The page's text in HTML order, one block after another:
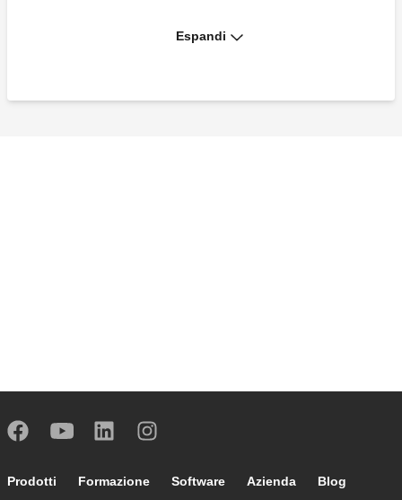
Comando con display touch-screen con
Espandi
Footer main navigation
Prodotti Formazione Software Azienda Blog